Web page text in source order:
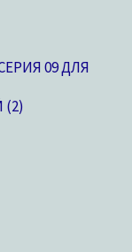
09 ДЛЯ
2